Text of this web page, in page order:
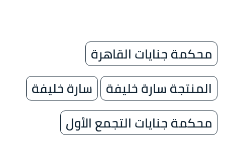
محكمة جنايات القاهرة
المنتجة سارة خليفة
سارة خليفة
محكمة جنايات التجمع الأول